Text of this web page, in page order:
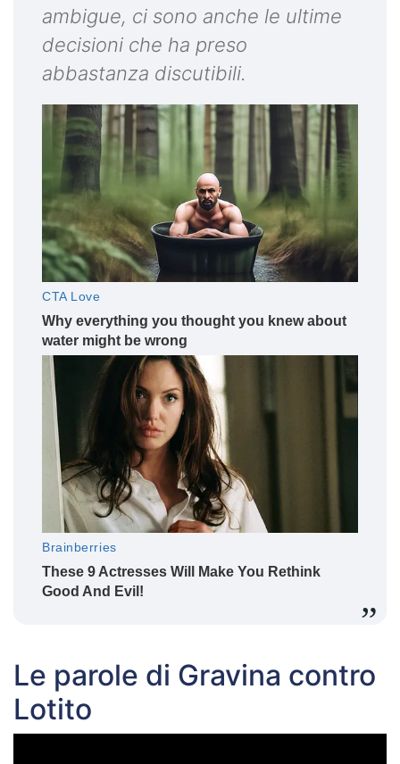
ambigue, ci sono anche le ultime
decisioni che ha preso
abbastanza discutibili.
Le parole di Gravina contro
Lotito